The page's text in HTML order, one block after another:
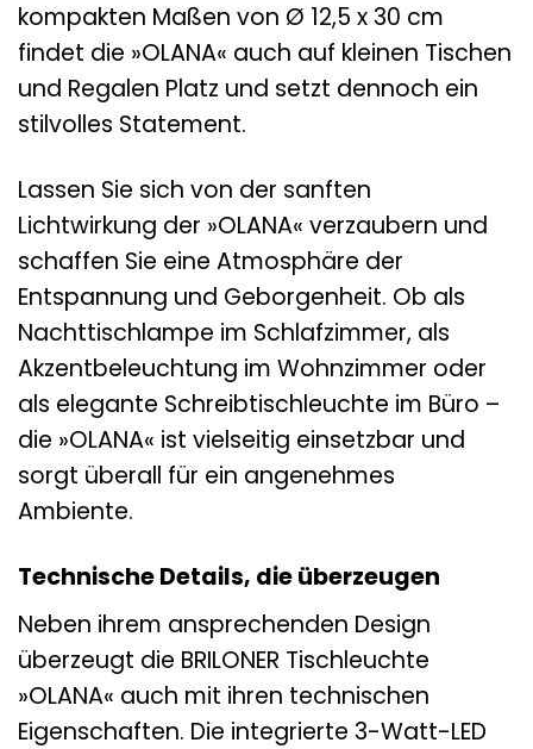
kompakten Maßen von Ø 12,5 x 30 cm
findet die »OLANA« auch auf kleinen Tischen
und Regalen Platz und setzt dennoch ein
stilvolles Statement.
Lassen Sie sich von der sanften
Lichtwirkung der »OLANA« verzaubern und
schaffen Sie eine Atmosphäre der
Entspannung und Geborgenheit. Ob als
Nachttischlampe im Schlafzimmer, als
Akzentbeleuchtung im Wohnzimmer oder
als elegante Schreibtischleuchte im Büro –
die »OLANA« ist vielseitig einsetzbar und
sorgt überall für ein angenehmes
Ambiente.
Technische Details, die überzeugen
Neben ihrem ansprechenden Design
überzeugt die BRILONER Tischleuchte
»OLANA« auch mit ihren technischen
Eigenschaften. Die integrierte 3-Watt-LED